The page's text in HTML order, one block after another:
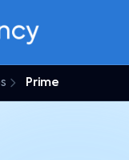
Prime